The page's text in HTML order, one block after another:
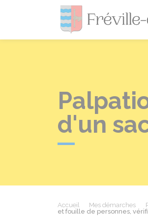
d'un
Accueil Mes démarches
et fouille de personnes,